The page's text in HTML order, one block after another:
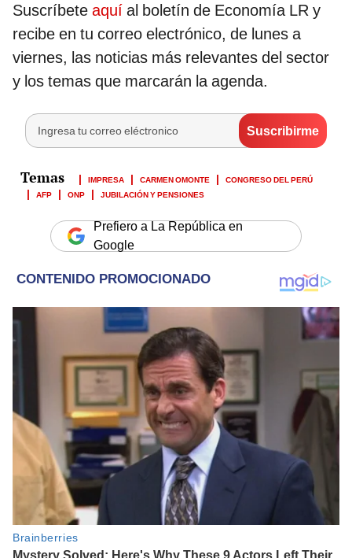
Suscríbete aquí al boletín de Economía LR y
recibe en tu correo electrónico, de lunes a
viernes, las noticias más relevantes del sector
y los temas que marcarán la agenda.
IMPRESA CARMEN OMONTE
CONGRESO DEL PERÚ
AFP
ONP JUBILACIÓN Y PENSIONES
Prefiero a La República en
Google